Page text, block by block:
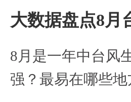
大数据盘点8月
8月是一年中台风
强？最易在哪些地